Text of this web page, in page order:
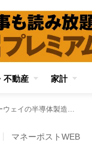
不動産 家計
【田代尚機氏の厳選！中国株】ファーウェイの半導体製造の新技術に欠かせない中国有望企業の数々 「放熱処理」における素材の工夫から冷却まで
マネーポストWEB